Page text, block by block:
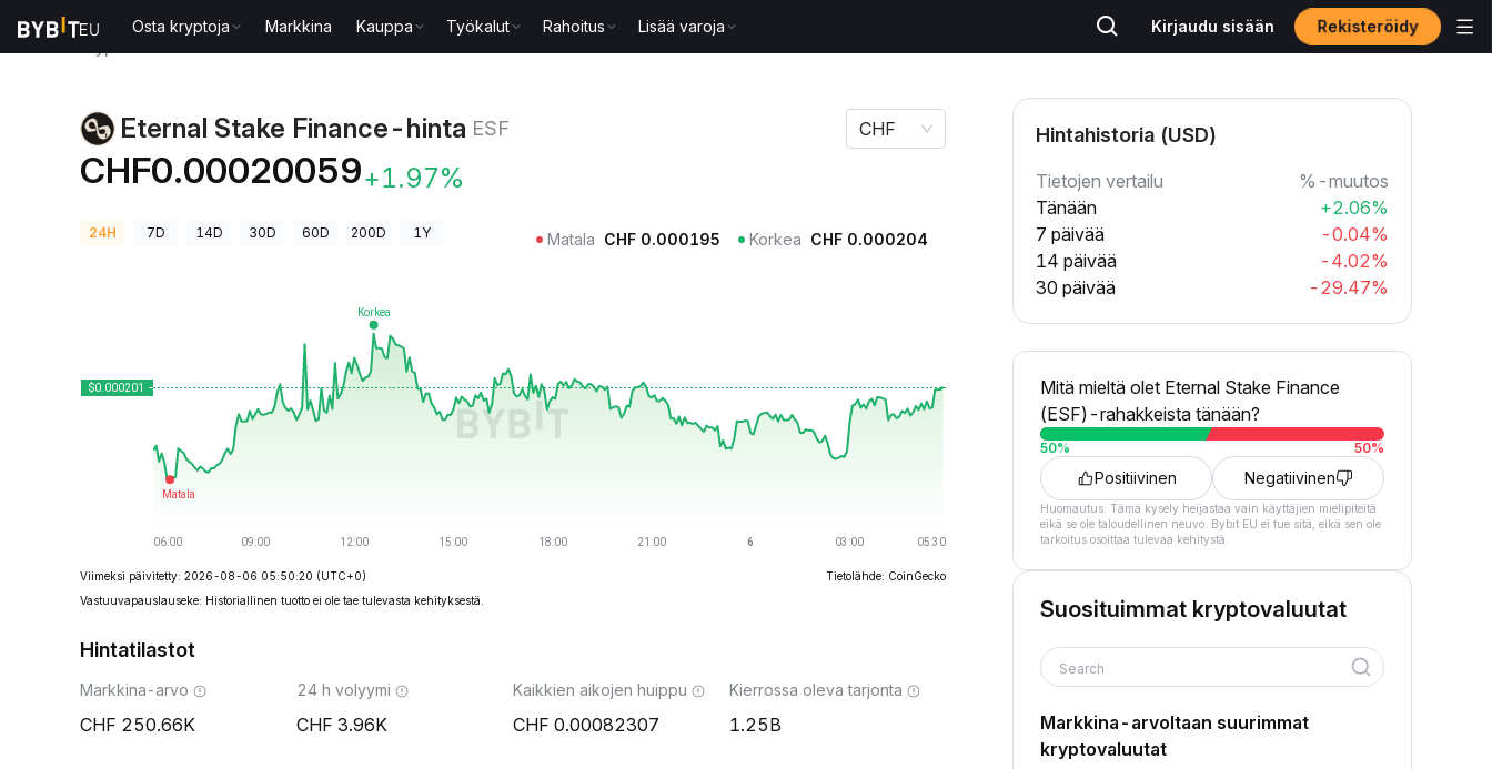
Osta kryptoja Markkina Kauppa Työkalut Rahoitus Lisää varoja Kirjaudu sisään Rekisteröidy
Eternal Stake Finance-hinta ESF
CHF0.00020059+1.97%
CHF
24H 7D 14D 30D 60D 200D 1Y Matala CHF 0.000195 Korkea CHF 0.000204
Viimeksi päivitetty: 2026-08-06 05:50:20 (UTC+0)
Tietolähde: CoinGecko
Vastuuvapauslauseke: Historiallinen tuotto ei ole tae tulevasta kehityksestä.
Hintatilastot
Markkina-arvo
250.66K
24 h volyymi
3.96K
Kaikkien aikojen huippu
0.00082307
Kierrossa oleva tarjonta
1.25B
Hintahistoria (USD)
Tietojen vertailu
%-muutos
Tänään
+2.06%
7 päivää
-0.04%
14 päivää
-4.02%
30 päivää
-29.47%
Mitä mieltä olet Eternal Stake Finance
(ESF)-rahakkeista tänään?
50% 50%
Positiivinen Negatiivinen
Huomautus: Tämä kysely heijastaa vain käyttäjien mielipiteitä
eikä se ole taloudellinen neuvo. Bybit EU ei tue sitä, eikä sen ole
tarkoitus osoittaa tulevaa kehitystä.
Suosituimmat kryptovaluutat
Search
Markkina-arvoltaan suurimmat
kryptovaluutat